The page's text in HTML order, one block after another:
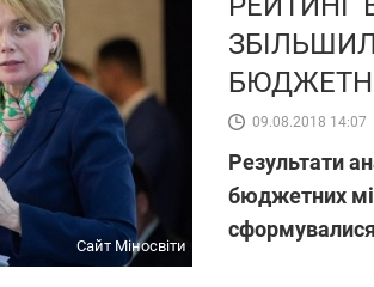
Сайт Міносвіти
09.08.2018 14:07
Результати
бюджетних
сформувалися